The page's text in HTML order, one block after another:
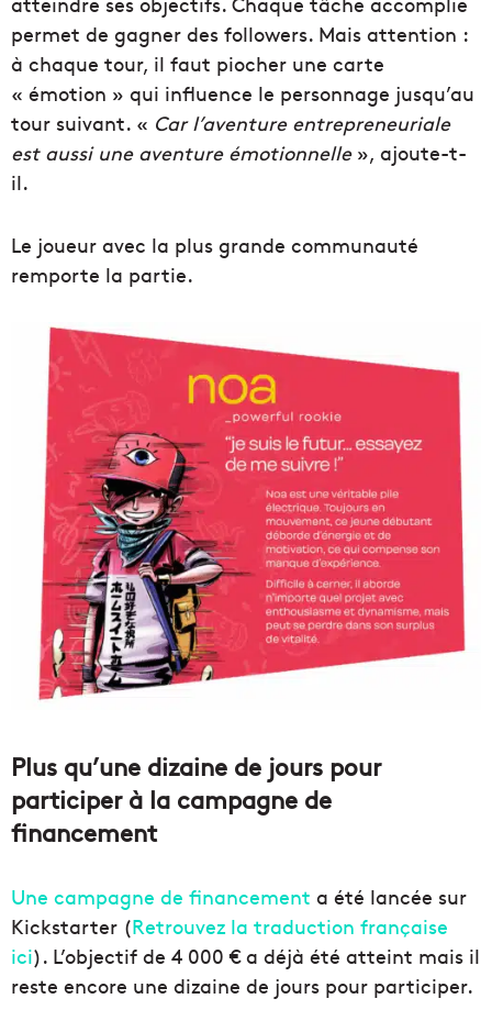
permet de gagner des followers. Mais attention :
à chaque tour, il faut piocher une carte
« émotion » qui influence le personnage jusqu’au
tour suivant. « Car l’aventure entrepreneuriale
est aussi une aventure émotionnelle», ajoute-t-
il.
Le joueur avec la plus grande communauté
remporte la partie.
Plus qu’une dizaine de jours pour
participer à la campagne de
financement
Une campagne de financement a été lancée sur
Kickstarter (Retrouvez la traduction française
ici). L’objectif de 4 000 € a déjà été atteint mais il
reste encore une dizaine de jours pour participer.